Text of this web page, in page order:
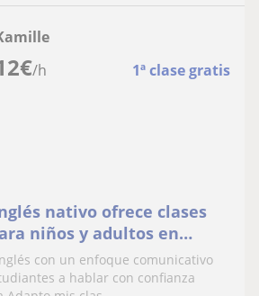
€/h 1ª clase gratis
nativo ofrece clases
niños y adultos en
con un enfoque comunicativo
a hablar con confianza